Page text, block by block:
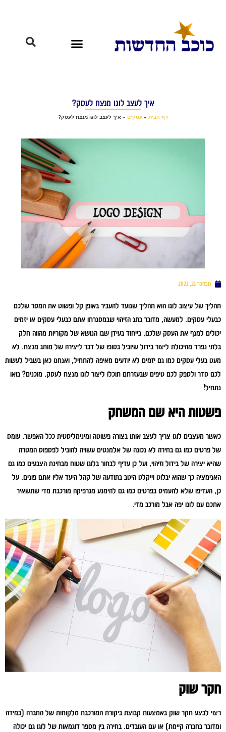
איך לעצב לוגו מנצח לעסק?
דף הבית » עסקים » איך לעצב לוגו מנצח לעסק?
נובמבר 21, 2021
תהליך של עיצוב לוגו הוא תהליך שנועד להעביר באופן קל ופשוט את המסר שלכם
כבעלי עסקים. למעשה, מדובר בתג הזיהוי שבמסגרתו אתם כבעלי עסקים או יזמים
יכולים למנף את העסק שלכם, בייחוד בעידן שבו הנושא של מקוריות מהווה חלק
בלתי נפרד מהיכולת ליצור בידול שיוביל בסופו של דבר ליצירה של מותג מנצח. לא
מעט בעלי עסקים כמו גם יזמים לא יודעים מאיפה להתחיל, ואנחנו כאן בשביל לעשות
לכם סדר ולספק לכם טיפים שבעזרתם תוכלו ליצור לוגו מנצח לעסק. מוכנים? בואו
נתחיל!
פשטות היא שם המשחק
כאשר מעצבים לוגו צריך לעצב אותו בצורה פשוטה ומינימליסטית ככל האפשר. עומס
של פרטים כמו גם בחירה לא נכונה של אלמנטים עשויה להוביל לפספוס המטרה
שהיא יצירה של בידול וזיהוי, ועל כן עדיף לבחור בלוגו שטוח מבחינת הצבעים כמו גם
האנימציה כך שהוא יבלוט וייקלט היטב בתודעה של קהל היעד אליו אתם פונים. על
כן, העדיפו שלא להעמיס בפרטים כמו גם להימנע מגרפיקה מורכבת מדי שתשאיר
אתכם עם לוגו יפה אבל מורכב מדי.
חקר שוק
רצוי לבצע חקר שוק באמצעות קבוצת ביקורת המורכבת מלקוחות של החברה (במידה
ומדובר בחברה קיימת) או עם העובדים. בחירה בין מספר דוגמאות של לוגו גם יכולה